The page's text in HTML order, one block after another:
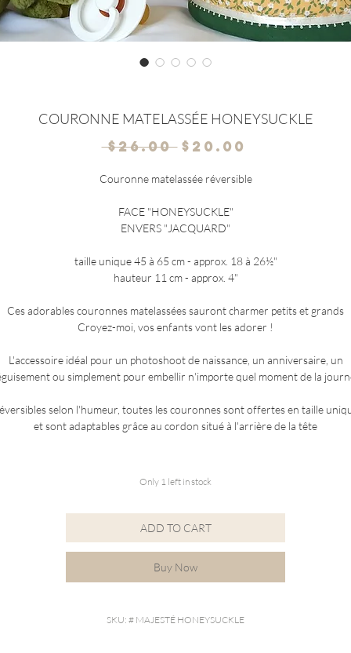
COURONNE MATELASSÉE HONEYSUCKLE
$26.00 Regular
$20.00
Couronne matelassée réversible
FACE "HONEYSUCKLE"
ENVERS "JACQUARD"
taille unique 45 à 65 cm - approx. 18 à 26½"
hauteur 11 cm - approx. 4"
Ces adorables couronnes matelassées sauront charmer petits et grands
Croyez-moi, vos enfants vont les adorer !
L'accessoire idéal pour un photoshoot de naissance, un anniversaire, un
ou simplement pour embellir n'importe quel moment de la
selon l'humeur, toutes les couronnes sont offertes en taille
et sont adaptables grâce au cordon situé à l'arrière de la tête
Only 1 left in stock
ADD TO CART
Buy Now
SKU: # MAJESTÉ HONEYSUCKLE